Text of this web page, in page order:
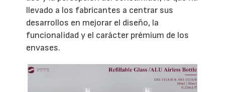
llevado a los fabricantes a centrar sus
desarrollos en mejorar el diseño, la
funcionalidad y el carácter prémium de los
envases.